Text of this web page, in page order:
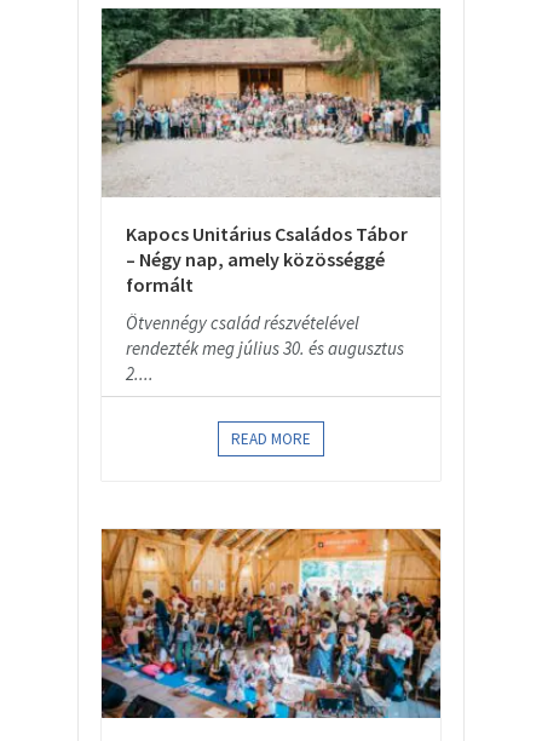
Kapocs Unitárius Családos Tábor
– Négy nap, amely közösséggé
formált
Ötvennégy család részvételével
rendezték meg július 30. és augusztus
2....
READ MORE